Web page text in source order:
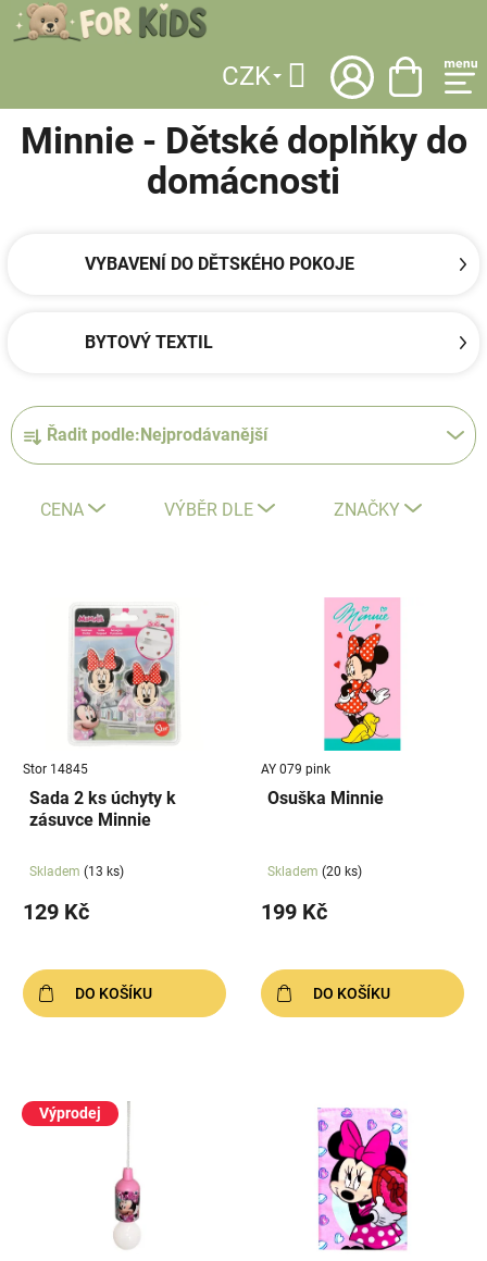
Přejít
na
CZK
Hledat
DĚTSKÉ DOPLŇKY DO DOMÁCNOSTI
Minnie - Dětské doplňky do
domácnosti
VYBAVENÍ DO DĚTSKÉHO POKOJE
BYTOVÝ TEXTIL
Ř
a
Řadit podle: Nejprodávanější
CENA VÝBĚR DLE ZNAČKY
Stor 14845
Sada 2 ks úchyty k
zásuvce Minnie
Skladem (13 ks)
129 Kč
DO KOŠÍKU
AY 079 pink
Osuška Minnie
Skladem (20 ks)
199 Kč
DO KOŠÍKU
Výprodej